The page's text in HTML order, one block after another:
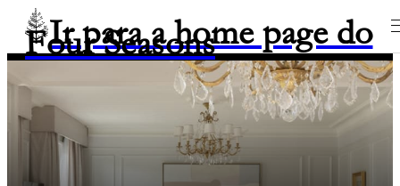
Ir para a home page do
Four Seasons